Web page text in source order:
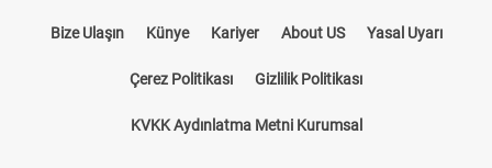
Bize Ulaşın Künye Kariyer About US Yasal Uyarı
Çerez Politikası Gizlilik Politikası
KVKK Aydınlatma Metni Kurumsal